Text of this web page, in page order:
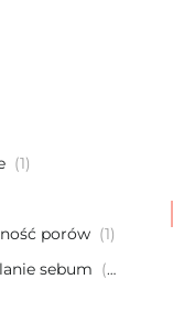
1
porów
1
sebum
1